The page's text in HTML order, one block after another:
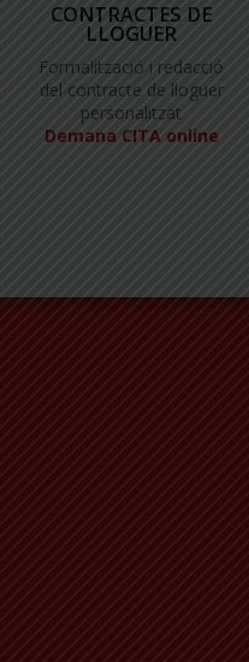
CONTRACTES DE
LLOGUER
Formalització i redacció
del contracte de lloguer
personalitzat
Demana CITA online